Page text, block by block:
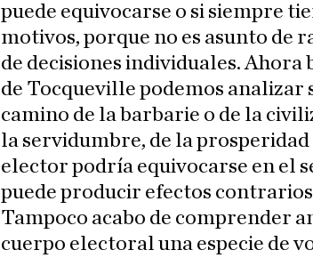
puede equivocarse o si siempre
motivos, porque no es asunto de
de decisiones individuales. Ahora
de Tocqueville podemos analizar
camino de la barbarie o de la
la servidumbre, de la prosperidad
elector podría equivocarse en el
puede producir efectos contrarios
Tampoco acabo de comprender
cuerpo electoral una especie de